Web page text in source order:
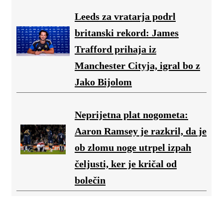
Leeds za vratarja podrl
britanski rekord: James
Trafford prihaja iz
Manchester Cityja, igral bo z
Jako Bijolom
Neprijetna plat nogometa:
Aaron Ramsey je razkril, da je
ob zlomu noge utrpel izpah
čeljusti, ker je kričal od
bolečin